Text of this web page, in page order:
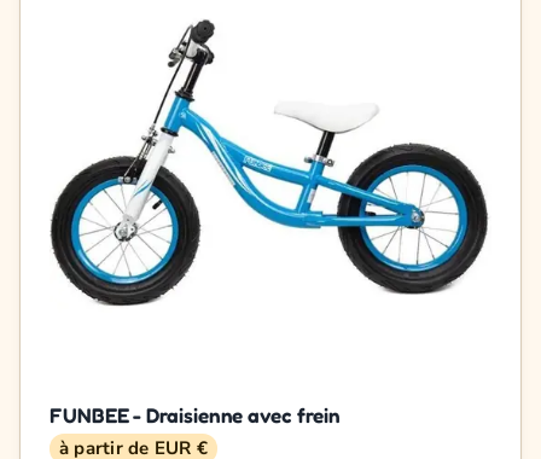
FUNBEE - Draisienne avec frein
à partir de EUR €